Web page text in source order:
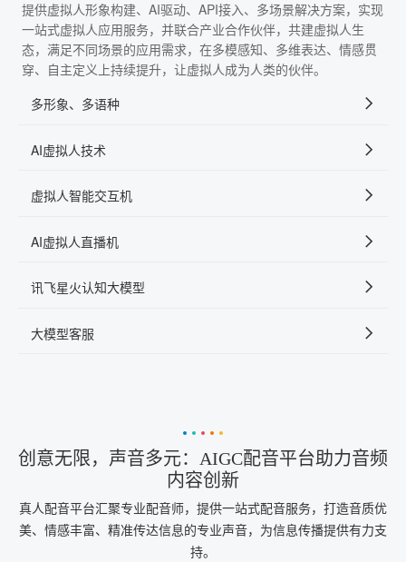
提供虚拟人形象构建、AI驱动、API接入、多场景解决方案，实现
一站式虚拟人应用服务，并联合产业合作伙伴，共建虚拟人生
态，满足不同场景的应用需求，在多模感知、多维表达、情感贯
穿、自主定义上持续提升，让虚拟人成为人类的伙伴。
多形象、多语种
AI虚拟人技术
虚拟人智能交互机
AI虚拟人直播机
讯飞星火认知大模型
大模型客服
创意无限，声音多元：AIGC配音平台助力音频
内容创新
真人配音平台汇聚专业配音师，提供一站式配音服务，打造音质优
美、情感丰富、精准传达信息的专业声音，为信息传播提供有力支
持。